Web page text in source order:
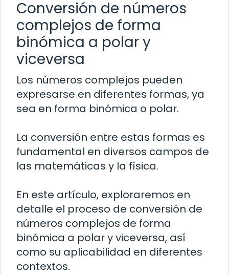
Conversión de números
complejos de forma
binómica a polar y
viceversa
Los números complejos pueden
expresarse en diferentes formas, ya
sea en forma binómica o polar.
La conversión entre estas formas es
fundamental en diversos campos de
las matemáticas y la física.
En este artículo, exploraremos en
detalle el proceso de conversión de
números complejos de forma
binómica a polar y viceversa, así
como su aplicabilidad en diferentes
contextos.